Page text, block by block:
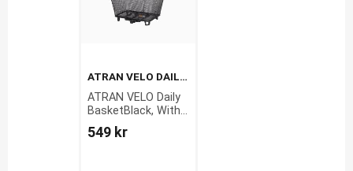
ATRAN VELO DAILY
WITH AVS, M
ATRAN VELO Daily
BasketBlack, With
AVS, M
549 kr